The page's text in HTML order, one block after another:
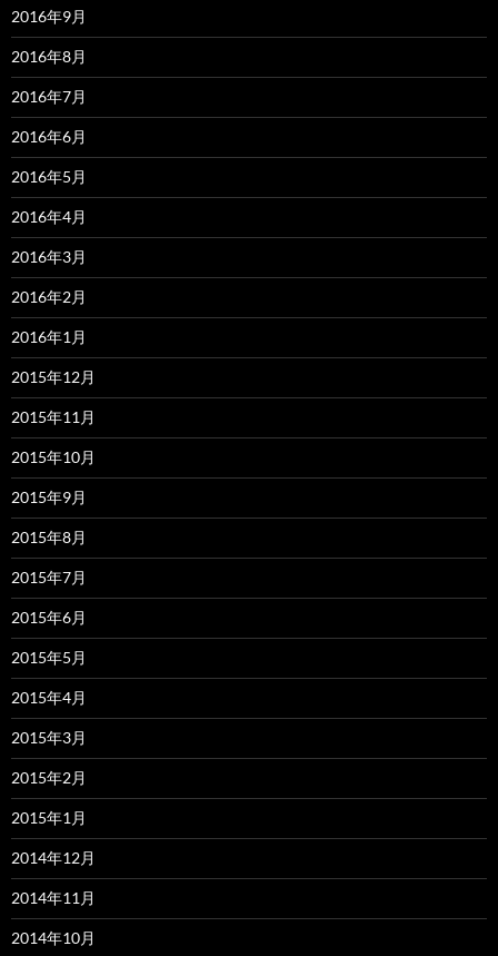
2016年9月
2016年8月
2016年7月
2016年6月
2016年5月
2016年4月
2016年3月
2016年2月
2016年1月
2015年12月
2015年11月
2015年10月
2015年9月
2015年8月
2015年7月
2015年6月
2015年5月
2015年4月
2015年3月
2015年2月
2015年1月
2014年12月
2014年11月
2014年10月